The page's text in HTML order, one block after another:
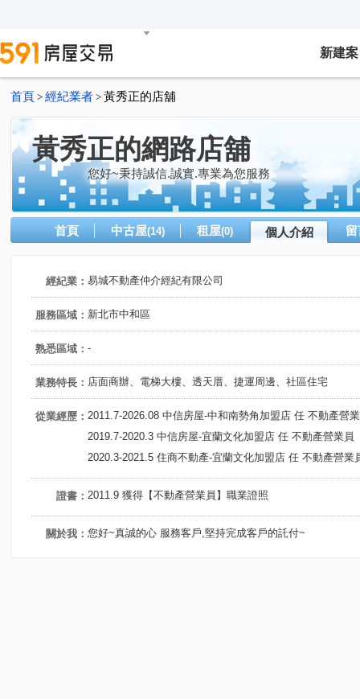
新建案
首頁 > 經紀業者 > 黃秀正的店舖
黃秀正的網路店舖
您好~秉持誠信.誠實.專業為您服務
首頁 中古屋(14) 租屋(0) 個人介紹
經紀業： 易城不動產仲介經紀有限公司
服務區域： 新北市中和區
熟悉區域： -
業務特長： 店面商辦、電梯大樓、透天厝、捷運周邊、社區住宅
從業經歷： 2011.7-2026.08 中信房屋-中和南勢角加盟店 任 不動產營
2019.7-2020.3 中信房屋-宜蘭文化加盟店 任 不動產營業員
2020.3-2021.5 住商不動產-宜蘭文化加盟店 任 不動產營業
證書： 2011.9 獲得【不動產營業員】職業證照
關於我： 您好~真誠的心 服務客戶,堅持完成客戶的託付~